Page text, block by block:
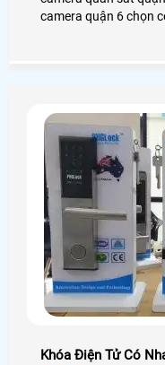
camera quận 6 chọn
Khóa Điện Tử Có